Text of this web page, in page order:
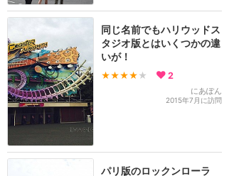
同じ名前でもハリウッドス
タジオ版とはいくつかの違
いが！
★★★★ ★ 2
にあぽん
2015年7月に訪問
パリ版のロックンローラ